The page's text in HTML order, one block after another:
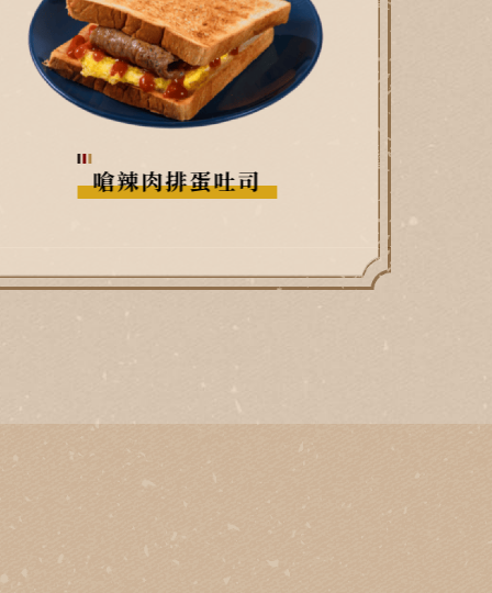
泡菜起司豬五花吐司